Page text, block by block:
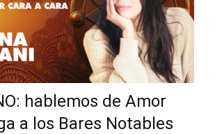
hablemos de Amor
a los Bares Notables